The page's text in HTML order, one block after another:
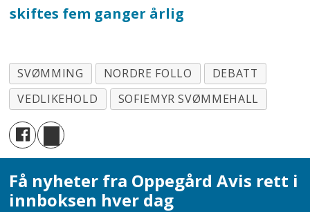
skiftes fem ganger årlig
SVØMMING NORDRE FOLLO
DEBATT
VEDLIKEHOLD
SOFIEMYR SVØMMEHALL
Få nyheter fra Oppegård Avis rett i
innboksen hver dag